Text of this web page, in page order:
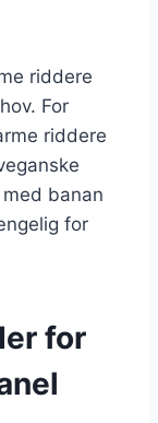
riddere
For
riddere
banan
for
for